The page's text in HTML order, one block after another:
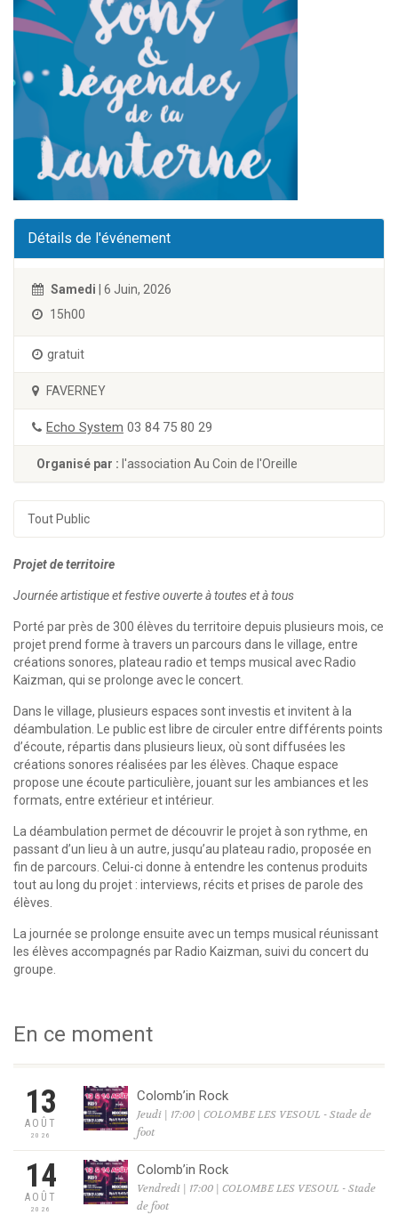
Détails de l'événement
Samedi | 6 Juin, 2026
15h00
gratuit
FAVERNEY
Echo System 03 84 75 80 29
Organisé par : l'association Au Coin de l'Oreille
Tout Public
Projet de territoire
Journée artistique et festive ouverte à toutes et à tous
Porté par près de 300 élèves du territoire depuis plusieurs mois, ce
projet prend forme à travers un parcours dans le village, entre
créations sonores, plateau radio et temps musical avec Radio
Kaizman, qui se prolonge avec le concert.
Dans le village, plusieurs espaces sont investis et invitent à la
déambulation. Le public est libre de circuler entre différents points
d’écoute, répartis dans plusieurs lieux, où sont diffusées les
créations sonores réalisées par les élèves. Chaque espace
propose une écoute particulière, jouant sur les ambiances et les
formats, entre extérieur et intérieur.
La déambulation permet de découvrir le projet à son rythme, en
passant d’un lieu à un autre, jusqu’au plateau radio, proposée en
fin de parcours. Celui-ci donne à entendre les contenus produits
tout au long du projet : interviews, récits et prises de parole des
élèves.
La journée se prolonge ensuite avec un temps musical réunissant
les élèves accompagnés par Radio Kaizman, suivi du concert du
groupe.
En ce moment
13
AOÛT
2026
Colomb’in Rock
Jeudi | 17:00 | COLOMBE LES VESOUL - Stade de
foot
14
AOÛT
2026
Colomb’in Rock
Vendredi | 17:00 | COLOMBE LES VESOUL - Stade
de foot